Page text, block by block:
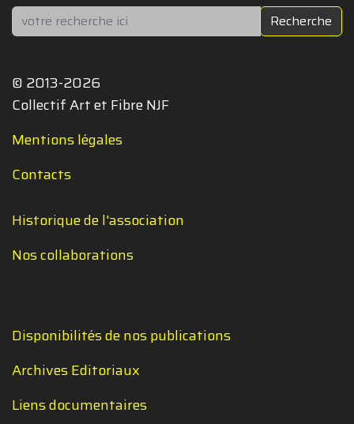
Rechercher Recherche
© 2013-2026
Collectif Art et Fibre NJF
Mentions légales
Contacts
Historique de l'association
Nos collaborations
Disponibilités de nos publications
Archives Editoriaux
Liens documentaires